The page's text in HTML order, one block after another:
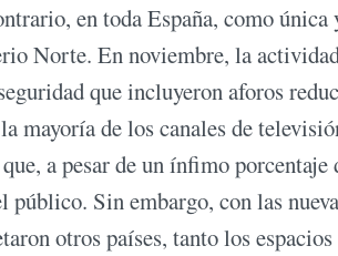
en toda España, como única
Norte. En noviembre, la
que incluyeron aforos
mayoría de los canales de
a pesar de un ínfimo porcentaje
público. Sin embargo, con las
otros países, tanto los espacios